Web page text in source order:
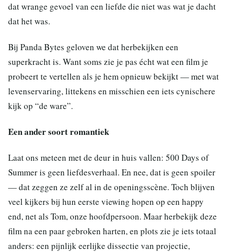
dat wrange gevoel van een liefde die niet was wat je dacht
dat het was.
Bij Panda Bytes geloven we dat herbekijken een
superkracht is. Want soms zie je pas écht wat een film je
probeert te vertellen als je hem opnieuw bekijkt — met wat
levenservaring, littekens en misschien een iets cynischere
kijk op “de ware”.
Een ander soort romantiek
Laat ons meteen met de deur in huis vallen: 500 Days of
Summer is geen liefdesverhaal. En nee, dat is geen spoiler
— dat zeggen ze zelf al in de openingsscène. Toch blijven
veel kijkers bij hun eerste viewing hopen op een happy
end, net als Tom, onze hoofdpersoon. Maar herbekijk deze
film na een paar gebroken harten, en plots zie je iets totaal
anders: een pijnlijk eerlijke dissectie van projectie,